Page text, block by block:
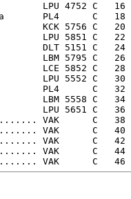
LPU 4752 C   16
PL4      C   18
KCK 5756 C   20
LPU 5851 C   22
DLT 5151 C   24
LBM 5795 C   26
LCE 5852 C   28
LPU 5552 C   30
PL4      C   32
LBM 5558 C   34
LPU 5651 C   36
VAK      C   38
VAK      C   40
VAK      C   42
VAK      C   44